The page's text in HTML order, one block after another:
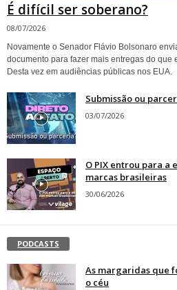
É difícil ser soberano?
08/07/2026
Novamente o Senador Flávio Bolsonaro
documento para fazer mais entregas do que
Desta vez em audiências públicas nos EUA.
Submissão ou
03/07/2026
O PIX entrou para a
marcas brasileiras
30/06/2026
PODCASTS
As margaridas que
o céu